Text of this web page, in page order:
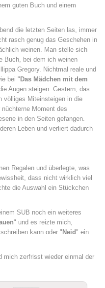
guten Buch und einem
die letzten Seiten las, immer
rasch genug das Geschehen in
weinen. Man stelle sich
Buch, bei dem ich weinen
Gregory. Nichtmal reale und
bei " Das Mädchen mit dem
Augen steigen. Gestern, das
völliges Miteinsteigen in die
Moment des
in den Seiten gefangen.
Leben und verliert dadurch
Regalen und überlegte, was
dass nicht wirklich viel
die Auswahl ein Stückchen
SUB noch ein weiteres
" und es reizte mich,
kann oder " Neid" ein
mich zerfrisst wieder einmal der